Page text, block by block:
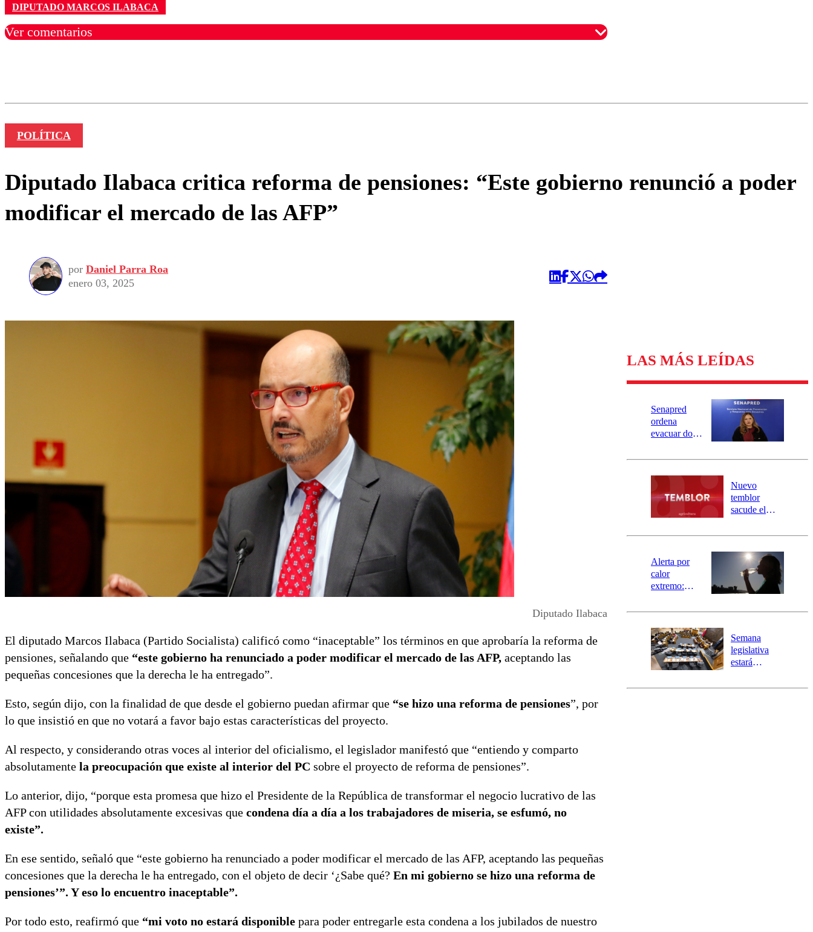
DIPUTADO MARCOS ILABACA
Ver comentarios
POLÍTICA
Diputado Ilabaca critica reforma de pensiones: “Este gobierno renunció a poder
modificar el mercado de las AFP”
por Daniel Parra Roa
enero 03, 2025
Diputado Ilabaca
El diputado Marcos Ilabaca (Partido Socialista) calificó como “inaceptable” los términos en que aprobaría la reforma de
pensiones, señalando que “este gobierno ha renunciado a poder modificar el mercado de las AFP, aceptando las
pequeñas concesiones que la derecha le ha entregado”.
Esto, según dijo, con la finalidad de que desde el gobierno puedan afirmar que “se hizo una reforma de pensiones”, por
lo que insistió en que no votará a favor bajo estas características del proyecto.
Al respecto, y considerando otras voces al interior del oficialismo, el legislador manifestó que “entiendo y comparto
absolutamente la preocupación que existe al interior del PC sobre el proyecto de reforma de pensiones”.
Lo anterior, dijo, “porque esta promesa que hizo el Presidente de la República de transformar el negocio lucrativo de las
AFP con utilidades absolutamente excesivas que condena día a día a los trabajadores de miseria, se esfumó, no
existe”.
En ese sentido, señaló que “este gobierno ha renunciado a poder modificar el mercado de las AFP, aceptando las pequeñas
concesiones que la derecha le ha entregado, con el objeto de decir ‘¿Sabe qué? En mi gobierno se hizo una reforma de
pensiones’”. Y eso lo encuentro inaceptable”.
Por todo esto, reafirmó que “mi voto no estará disponible para poder entregarle esta condena a los jubilados de nuestro
LAS MÁS LEÍDAS
Senapred
ordena
evacuar dos
Carahue por
río Damas:
activa
mensajería
SAE
Nuevo
temblor
sacude el
revisa la
epicentro
Alerta por
calor
extremo:
activa Alerta
Preventiva en
tres comunas
Semana
legislativa
estará
el fin de la